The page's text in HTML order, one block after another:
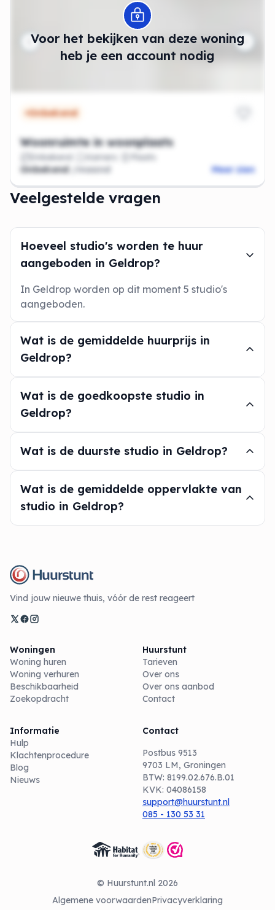
Voor het bekijken van deze woning
heb je een account nodig
Modal openen
Onbekend
Woonruimte in woonplaats
Onbekend Kamers
Plaats
Onbekend
/maand Meer zien
Veelgestelde vragen
Hoeveel studio's worden te huur
aangeboden in Geldrop?
In Geldrop worden op dit moment 5 studio's
aangeboden.
Wat is de gemiddelde huurprijs in
Geldrop?
Wat is de goedkoopste studio in
Geldrop?
Wat is de duurste studio in Geldrop?
Wat is de gemiddelde oppervlakte van
studio in Geldrop?
Vind jouw nieuwe thuis, vóór de rest reageert
Woningen
Woning huren
Woning verhuren
Beschikbaarheid
Zoekopdracht
Huurstunt
Tarieven
Over ons
Over ons aanbod
Contact
Informatie
Hulp
Klachtenprocedure
Blog
Nieuws
Contact
Postbus 9513
9703 LM, Groningen
BTW: 8199.02.676.B.01
KVK: 04086158
support@huurstunt.nl
085 - 130 53 31
© Huurstunt.nl 2026
Algemene voorwaardenPrivacyverklaring